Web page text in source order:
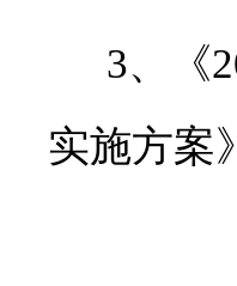
3、《
实施方案》